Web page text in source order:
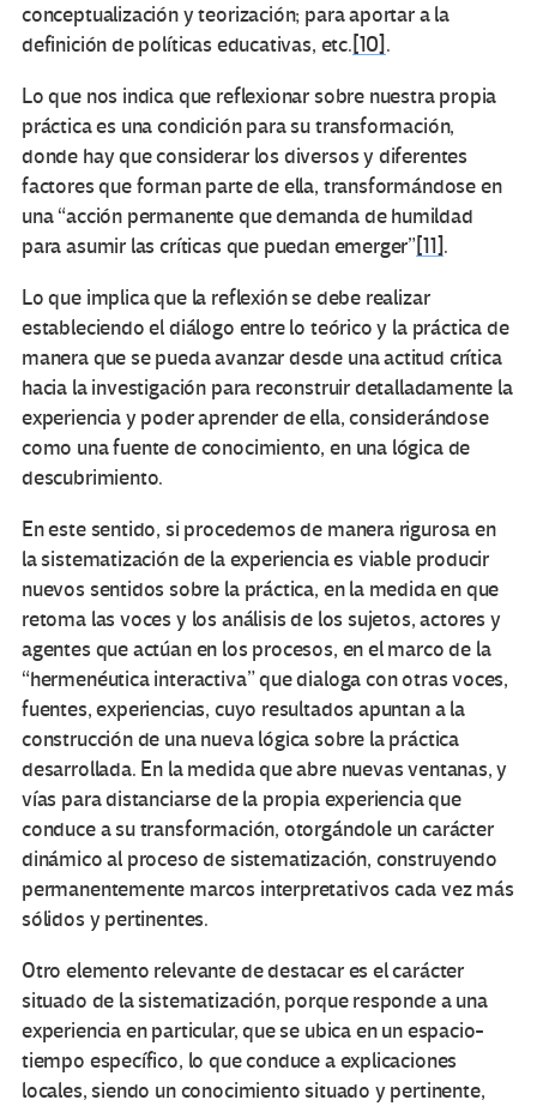
conceptualización y teorización; para aportar a la
definición de políticas educativas, etc.[10].
Lo que nos indica que reflexionar sobre nuestra propia
práctica es una condición para su transformación,
donde hay que considerar los diversos y diferentes
factores que forman parte de ella, transformándose en
una “acción permanente que demanda de humildad
para asumir las críticas que puedan emerger”[11].
Lo que implica que la reflexión se debe realizar
estableciendo el diálogo entre lo teórico y la práctica de
manera que se pueda avanzar desde una actitud crítica
hacia la investigación para reconstruir detalladamente la
experiencia y poder aprender de ella, considerándose
como una fuente de conocimiento, en una lógica de
descubrimiento.
En este sentido, si procedemos de manera rigurosa en
la sistematización de la experiencia es viable producir
nuevos sentidos sobre la práctica, en la medida en que
retoma las voces y los análisis de los sujetos, actores y
agentes que actúan en los procesos, en el marco de la
“hermenéutica interactiva” que dialoga con otras voces,
fuentes, experiencias, cuyo resultados apuntan a la
construcción de una nueva lógica sobre la práctica
desarrollada. En la medida que abre nuevas ventanas, y
vías para distanciarse de la propia experiencia que
conduce a su transformación, otorgándole un carácter
dinámico al proceso de sistematización, construyendo
permanentemente marcos interpretativos cada vez más
sólidos y pertinentes.
Otro elemento relevante de destacar es el carácter
situado de la sistematización, porque responde a una
experiencia en particular, que se ubica en un espacio-
tiempo específico, lo que conduce a explicaciones
locales, siendo un conocimiento situado y pertinente,